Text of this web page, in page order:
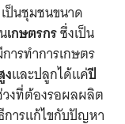
เป็นชุมชนขนาด
เกษตรกรซึ่งเป็น
รทำการเกษตร
และปลูกได้แค่ปี
งที่ต้องรอผลผลิต
การแก้ไขกับปัญหา